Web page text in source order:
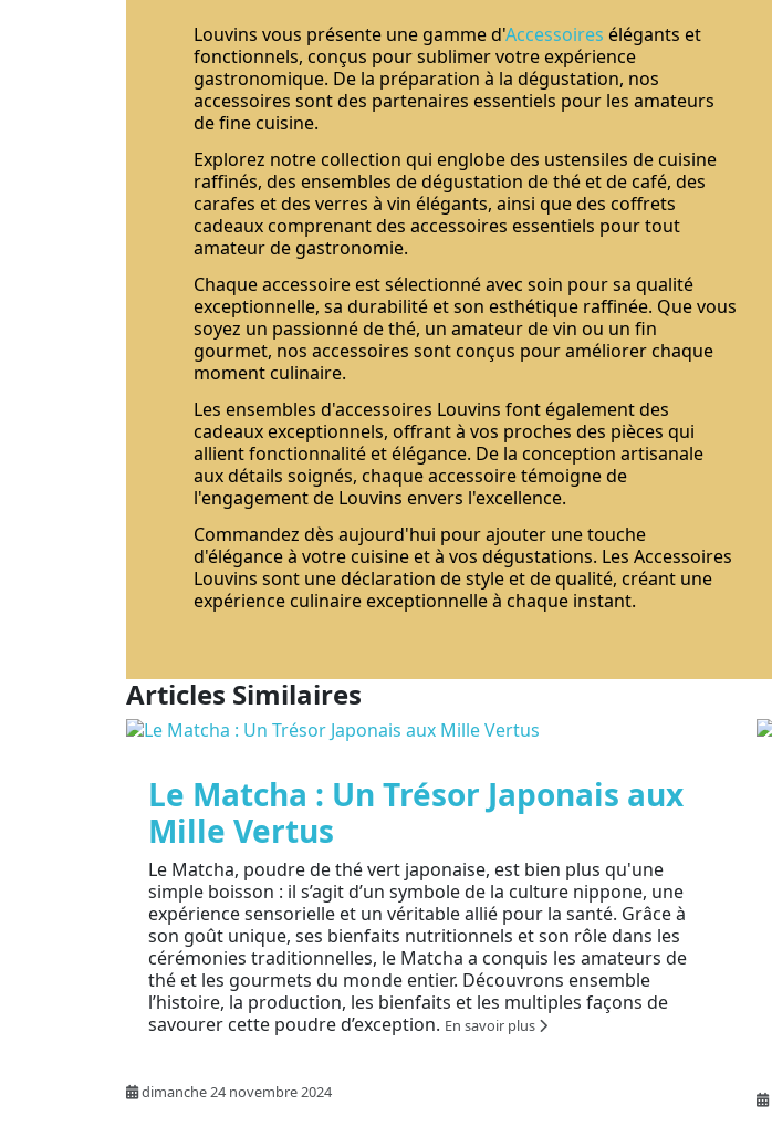
Louvins vous présente une gamme d'Accessoires élégants et
fonctionnels, conçus pour sublimer votre expérience
gastronomique. De la préparation à la dégustation, nos
accessoires sont des partenaires essentiels pour les amateurs
de fine cuisine.
Explorez notre collection qui englobe des ustensiles de cuisine
raffinés, des ensembles de dégustation de thé et de café, des
carafes et des verres à vin élégants, ainsi que des coffrets
cadeaux comprenant des accessoires essentiels pour tout
amateur de gastronomie.
Chaque accessoire est sélectionné avec soin pour sa qualité
exceptionnelle, sa durabilité et son esthétique raffinée. Que vous
soyez un passionné de thé, un amateur de vin ou un fin
gourmet, nos accessoires sont conçus pour améliorer chaque
moment culinaire.
Les ensembles d'accessoires Louvins font également des
cadeaux exceptionnels, offrant à vos proches des pièces qui
allient fonctionnalité et élégance. De la conception artisanale
aux détails soignés, chaque accessoire témoigne de
l'engagement de Louvins envers l'excellence.
Commandez dès aujourd'hui pour ajouter une touche
d'élégance à votre cuisine et à vos dégustations. Les Accessoires
Louvins sont une déclaration de style et de qualité, créant une
expérience culinaire exceptionnelle à chaque instant.
Articles Similaires
Le Matcha : Un Trésor Japonais aux
Mille Vertus
Le Matcha, poudre de thé vert japonaise, est bien plus qu'une
simple boisson : il s’agit d’un symbole de la culture nippone, une
expérience sensorielle et un véritable allié pour la santé. Grâce à
son goût unique, ses bienfaits nutritionnels et son rôle dans les
cérémonies traditionnelles, le Matcha a conquis les amateurs de
thé et les gourmets du monde entier. Découvrons ensemble
l’histoire, la production, les bienfaits et les multiples façons de
savourer cette poudre d’exception. En savoir plus
dimanche 24 novembre 2024